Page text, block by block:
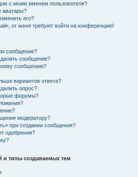
с моим именем пользователя?
аватары?
его?
от меня требуют войти на конференцию!
сообщение?
сообщение?
сообщению?
вариантов ответа?
опрос?
форумы?
модератору?
при создании сообщения?
одобрения?
типы создаваемых тем